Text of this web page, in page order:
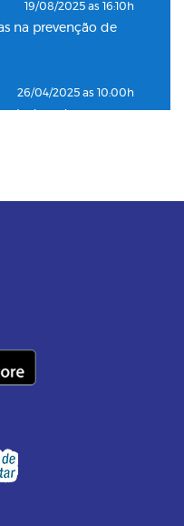
19/08/2025 as 16:10h
na prevenção de
26/04/2025 as 10:00h
12 por 8 passou
conheça quais são
23/09/2023 as 14:00h
dessa prática
conheça os